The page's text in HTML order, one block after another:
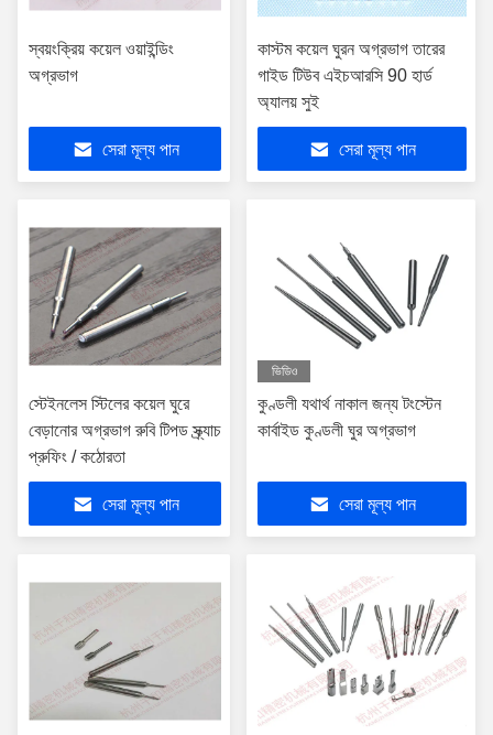
স্বয়ংক্রিয় কয়েল ওয়াইন্ডিং
অগ্রভাগ
সেরা মূল্য পান
কাস্টম কয়েল ঘুরন অগ্রভাগ তারের
গাইড টিউব এইচআরসি 90 হার্ড
অ্যালয় সুই
সেরা মূল্য পান
স্টেইনলেস স্টিলের কয়েল ঘুরে
বেড়ানোর অগ্রভাগ রুবি টিপড স্ক্র্যাচ
প্রুফিং / কঠোরতা
সেরা মূল্য পান
ভিডিও
কুণ্ডলী যথার্থ নাকাল জন্য টংস্টেন
কার্বাইড কুণ্ডলী ঘুর অগ্রভাগ
সেরা মূল্য পান